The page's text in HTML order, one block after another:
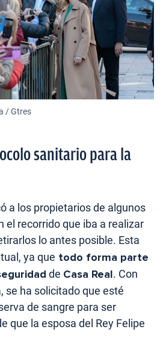
/ Gtres
sanitario para la
a los propietarios de algunos
el recorrido que iba a realizar
lo antes posible. Esta
ya que todo forma parte
de Casa Real. Con
se ha solicitado que esté
de sangre para ser
que la esposa del Rey Felipe